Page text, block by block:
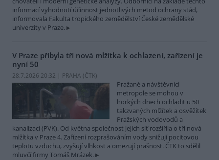
informací vyhodnotí účinnost jednotlivých metod ochrany stád,
informovala Fakulta tropického zemědělství České zemědělské
univerzity v Praze.
V Praze přibyla tři nová mlžítka k ochlazení, zařízení je
nyní 50
28.7.2026 20:32 | PRAHA (ČTK)
Pražané a návštěvníci
metropole se mohou v
horkých dnech ochladit u 50
takzvaných mlžítek a osvěžítek
Pražských vodovodů a
kanalizací (PVK). Od května společnost jejich síť rozšířila o tři nová
mlžítka v Praze 4. Zařízení rozprašováním vody snižují pocitovou
teplotu vzduchu, zvyšují vlhkost a omezují prašnost. ČTK to sdělil
mluvčí firmy Tomáš Mrázek.